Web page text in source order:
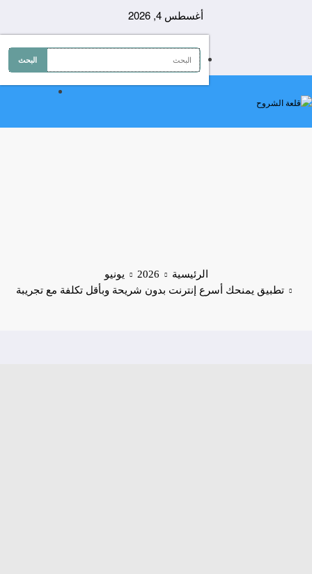
أغسطس 4, 2026
الرئيسية 2026
يونيو
تطبيق يمنحك أسرع إنترنت بدون شريحة وبأقل تكلفة مع تجريبة